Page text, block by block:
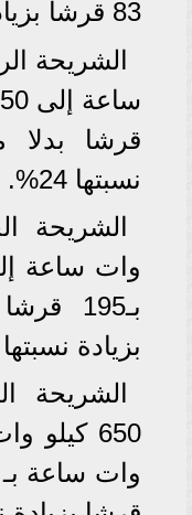
83 قرشا بزيادة نسبتها 14%.
نسبتها 24%.
بزيادة نسبتها 39%.
الشريحة